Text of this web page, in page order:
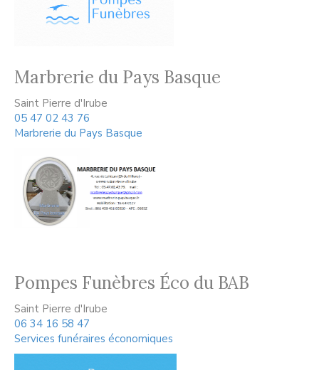
Marbrerie du Pays Basque
Saint Pierre d'Irube
05 47 02 43 76
Marbrerie du Pays Basque
Pompes Funèbres Éco du BAB
Saint Pierre d'Irube
06 34 16 58 47
Services funéraires économiques